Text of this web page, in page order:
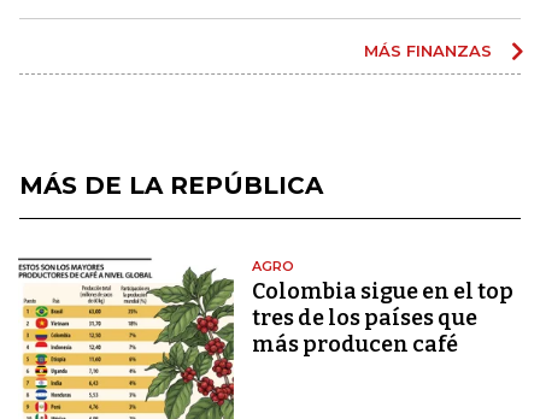
MÁS FINANZAS
MÁS DE LA REPÚBLICA
AGRO
Colombia sigue en el top
tres de los países que
más producen café